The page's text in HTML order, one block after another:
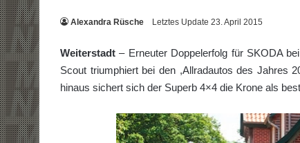
Alexandra Rüsche Letztes Update 23. April 2015
Weiterstadt – Erneuter Doppelerfolg für SKODA
Scout triumphiert bei den ,Allradautos des Jahres
hinaus sichert sich der Superb 4×4 die Krone als